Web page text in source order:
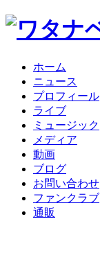
ホーム
ニュース
プロフィール
ライブ
ミュージック
メディア
動画
ブログ
お問い合わせ
ファンクラブ
通販